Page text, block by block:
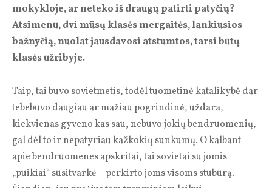
mokykloje, ar neteko iš draugų patirti patyčių?
Atsimenu, dvi mūsų klasės mergaitės, lankiusios
bažnyčią, nuolat jausdavosi atstumtos, tarsi būtų
klasės užribyje.
Taip, tai buvo sovietmetis, todėl tuometinė katalikybė dar
tebebuvo daugiau ar mažiau pogrindinė, uždara,
kiekvienas gyveno kas sau, nebuvo jokių bendruomenių,
gal dėl to ir nepatyriau kažkokių sunkumų. O kalbant
apie bendruomenes apskritai, tai sovietai su jomis
„puikiai“ susitvarkė – perkirto joms visoms stuburą.